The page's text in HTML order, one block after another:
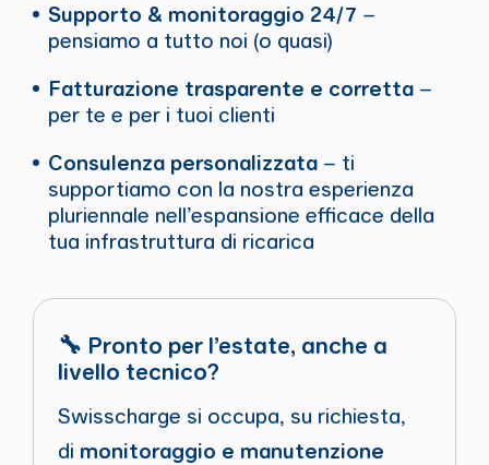
Supporto & monitoraggio 24/7 –
pensiamo a tutto noi (o quasi)
Fatturazione trasparente e corretta–
per te e per i tuoi clienti
Consulenza personalizzata– ti
supportiamo con la nostra esperienza
pluriennale nell’espansione efficace della
tua infrastruttura di ricarica
🔧 Pronto per l’estate, anche a
livello tecnico?
Swisscharge si occupa, su richiesta,
di monitoraggio e manutenzione